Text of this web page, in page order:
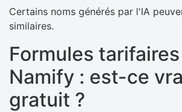
Certains noms générés par l'IA
similaires.
Formules
Namify : est-ce
gratuit ?